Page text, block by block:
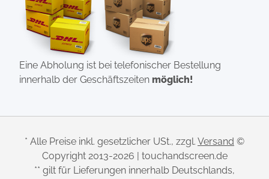
Eine Abholung ist bei telefonischer Bestellung
innerhalb der Geschäftszeiten möglich!
* Alle Preise inkl. gesetzlicher USt., zzgl. Versand ©
Copyright 2013-2026 | touchandscreen.de
** gilt für Lieferungen innerhalb Deutschlands,